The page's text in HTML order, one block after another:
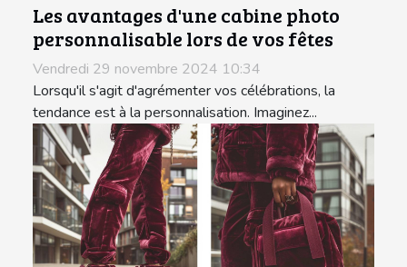
Les avantages d'une cabine photo
personnalisable lors de vos fêtes
Vendredi 29 novembre 2024 10:34
Lorsqu'il s'agit d'agrémenter vos célébrations, la
tendance est à la personnalisation. Imaginez...